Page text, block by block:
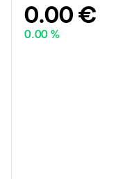
0.00 €
0.00 %